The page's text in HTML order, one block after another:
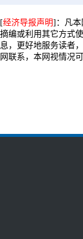
[经济导报声明]：凡本
摘编或利用其它方式
息，更好地服务读者
网联系，本网视情况